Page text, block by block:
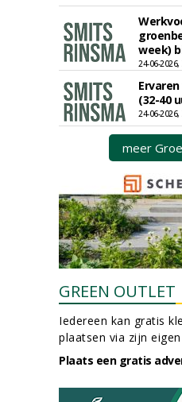
week)
24-06-
(32-40
24-06-
meer
GREEN OUTLET
Iedereen kan gratis
plaatsen via zijn
Plaats een gratis